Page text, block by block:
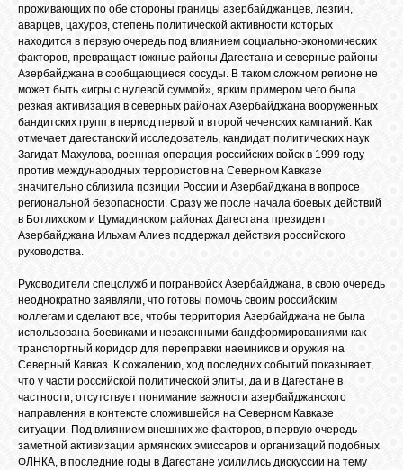
проживающих по обе стороны границы азербайджанцев, лезгин,
аварцев, цахуров, степень политической активности которых
находится в первую очередь под влиянием социально-экономических
факторов, превращает южные районы Дагестана и северные районы
Азербайджана в сообщающиеся сосуды. В таком сложном регионе не
может быть «игры с нулевой суммой», ярким примером чего была
резкая активизация в северных районах Азербайджана вооруженных
бандитских групп в период первой и второй чеченских кампаний. Как
отмечает дагестанский исследователь, кандидат политических наук
Загидат Махулова, военная операция российских войск в 1999 году
против международных террористов на Северном Кавказе
значительно сблизила позиции России и Азербайджана в вопросе
региональной безопасности. Сразу же после начала боевых действий
в Ботлихском и Цумадинском районах Дагестана президент
Азербайджана Ильхам Алиев поддержал действия российского
руководства.
Руководители спецслужб и погранвойск Азербайджана, в свою очередь
неоднократно заявляли, что готовы помочь своим российским
коллегам и сделают все, чтобы территория Азербайджана не была
использована боевиками и незаконными бандформированиями как
транспортный коридор для переправки наемников и оружия на
Северный Кавказ. К сожалению, ход последних событий показывает,
что у части российской политической элиты, да и в Дагестане в
частности, отсутствует понимание важности азербайджанского
направления в контексте сложившейся на Северном Кавказе
ситуации. Под влиянием внешних же факторов, в первую очередь
заметной активизации армянских эмиссаров и организаций подобных
ФЛНКА, в последние годы в Дагестане усилились дискуссии на тему